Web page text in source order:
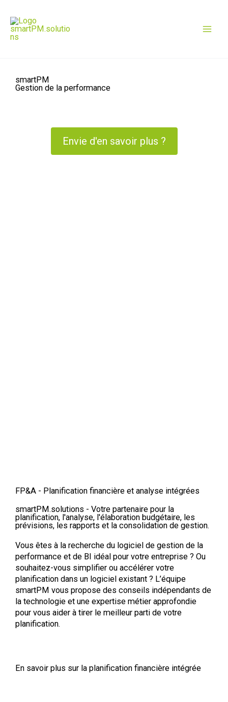
contenu
smartPM
Gestion de la performance
Envie d'en savoir plus ?
FP&A - Planification financière et analyse intégrées
smartPM.solutions - Votre partenaire pour la
planification, l'analyse, l'élaboration budgétaire, les
prévisions, les rapports et la consolidation de gestion.
Vous êtes à la recherche du logiciel de gestion de la
performance et de BI idéal pour votre entreprise ? Ou
souhaitez-vous simplifier ou accélérer votre
planification dans un logiciel existant ? L’équipe
smartPM vous propose des conseils indépendants de
la technologie et une expertise métier approfondie
pour vous aider à tirer le meilleur parti de votre
planification.
En savoir plus sur la planification financière intégrée